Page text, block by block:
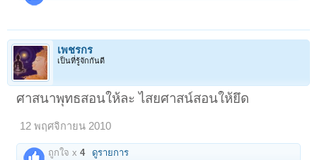
เพชรกร
เป็นที่รู้จักกันดี
ศาสนาพุทธสอนให้ละ ไสยศาสน์สอนให้ยึด
12 พฤศจิกายน 2010
ถูกใจ x4 ดูรายการ